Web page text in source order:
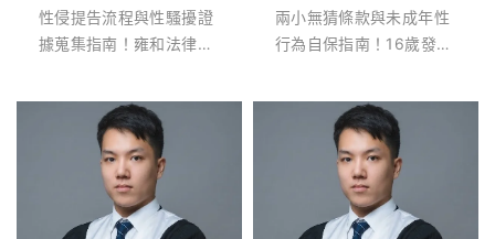
程，求償一步到位
性侵提告流程與性騷擾證
據蒐集指南！雍和法律事
攻防。遭誣告...
猜條款+法定性自主權
年齡脫罪
兩小無猜條款與未成年性
行為自保指南！16歲發生
定性自主權年...